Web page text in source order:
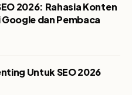
2026: Rahasia Konten
dan Pembaca
Untuk SEO 2026